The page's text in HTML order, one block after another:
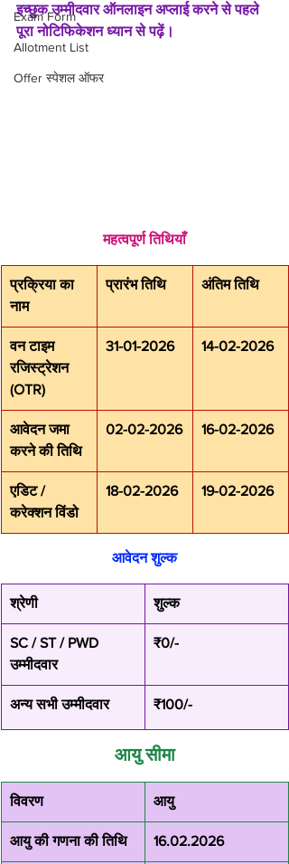
Exam Form
Allotment List
Offer स्पेशल ऑफर
इच्छुक उम्मीदवार ऑनलाइन अप्लाई करने से पहले
पूरा नोटिफिकेशन ध्यान से पढ़ें।
महत्वपूर्ण तिथियाँ
प्रक्रिया का
नाम
प्रारंभ तिथि अंतिम तिथि
वन टाइम
रजिस्ट्रेशन
(OTR)
31-01-2026 14-02-2026
आवेदन जमा
करने की तिथि
02-02-2026 16-02-2026
एडिट /
करेक्शन विंडो
18-02-2026 19-02-2026
आवेदन शुल्क
श्रेणी शुल्क
SC / ST / PWD
उम्मीदवार
₹0/-
अन्य सभी उम्मीदवार ₹100/-
आयु सीमा
विवरण आयु
आयु की गणना की तिथि 16.02.2026